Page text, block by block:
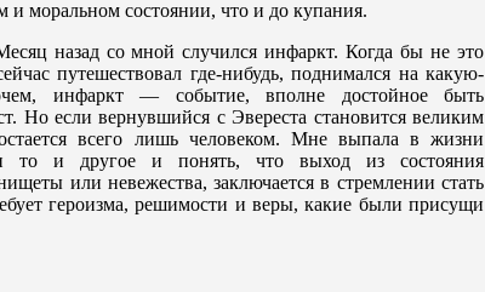
моральном состоянии, что и до купания.
назад со мной случился инфаркт. Когда бы не это
путешествовал где-нибудь, поднимался на какую-
инфаркт — событие, вполне достойное быть
Но если вернувшийся с Эвереста становится великим
всего лишь человеком. Мне выпала в жизни
и то и другое и понять, что выход из состояния
или невежества, заключается в стремлении стать
героизма, решимости и веры, какие были присущи